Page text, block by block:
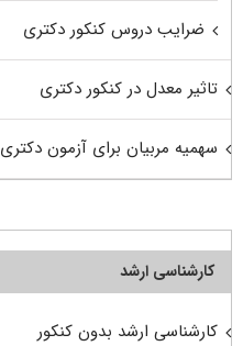
ضرایب دروس کنکور دکتری
تاثیر معدل در کنکور دکتری
سهمیه مربیان برای آزمون دکتری
کارشناسی ارشد
کارشناسی ارشد بدون کنکور